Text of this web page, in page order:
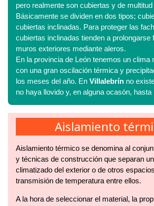
pero realmente son cubiertas y de
Básicamente se dividen en dos tipos;
cubiertas inclinadas. Para proteger las
cubiertas inclinadas tienden a prolongarse
muros exteriores mediante aleros.
En la provincia de León tenemos un clima
con una gran oscilación térmica y
los meses del año. En Villalebrín no
no haya llovido y, en alguna ocasón, hasta
Aislamiento
Aislamiento térmico se denomina al
y técnicas de construcción que separan
climatizado del exterior o de otros
transmisión de temperatura entre ellos.
A la hora de seleccionar el material, la